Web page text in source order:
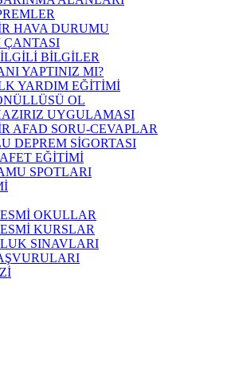
HAVA DURUMU
ÇANTASI
BİLGİLER
YAPTINIZ MI?
YARDIM EĞİTİMİ
OL
UYGULAMASI
AFAD SORU-CEVAPLAR
DEPREM SİGORTASI
EĞİTİMİ
SPOTLARI
OKULLAR
KURSLAR
SINAVLARI